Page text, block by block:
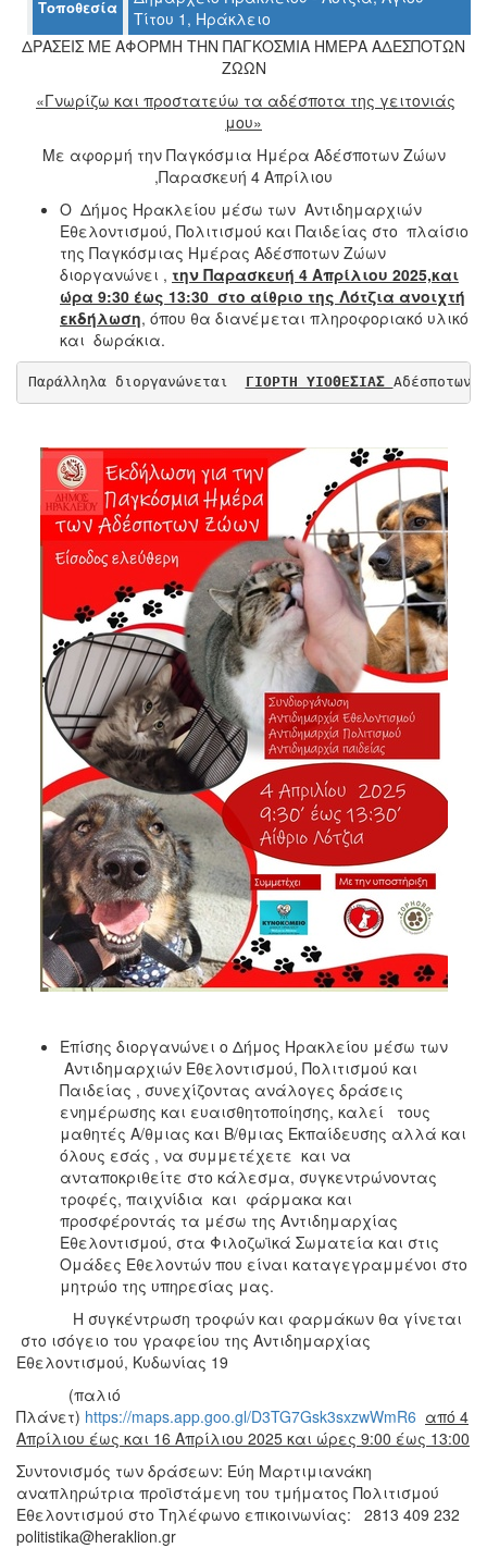
ΤΟΠΟΣ
ΠΟΛΙΤΙΣΜΟΣ
ΑΝΘΕΚΤΙΚΗ
Τοποθεσία
Τίτου 1, Ηράκλειο
ΔΡΑΣΕΙΣ ΜΕ ΑΦΟΡΜΗ ΤΗΝ ΠΑΓΚΟΣΜΙΑ ΗΜΕΡΑ ΑΔΕΣΠΟΤΩΝ
ΖΩΩΝ
«Γνωρίζω και προστατεύω τα αδέσποτα της γειτονιάς
μου»
Με αφορμή την Παγκόσμια Ημέρα Αδέσποτων Ζώων
,Παρασκευή 4 Απρίλιου
Ο Δήμος Ηρακλείου μέσω των Αντιδημαρχιών
Εθελοντισμού, Πολιτισμού και Παιδείας στο πλαίσιο
της Παγκόσμιας Ημέρας Αδέσποτων Ζώων
διοργανώνει , την Παρασκευή 4 Απρίλιου 2025,και
ώρα 9:30 έως 13:30 στο αίθριο της Λότζια ανοιχτή
εκδήλωση, όπου θα διανέμεται πληροφοριακό υλικό
και δωράκια.
Παράλληλα διοργανώνεται ΓΙΟΡΤΗ ΥΙΟΘΕΣΙΑΣ Αδέσποτων
Επίσης διοργανώνει ο Δήμος Ηρακλείου μέσω των
Αντιδημαρχιών Εθελοντισμού, Πολιτισμού και
Παιδείας , συνεχίζοντας ανάλογες δράσεις
ενημέρωσης και ευαισθητοποίησης, καλεί τους
μαθητές Α/θμιας και Β/θμιας Εκπαίδευσης αλλά και
όλους εσάς , να συμμετέχετε και να
ανταποκριθείτε στο κάλεσμα, συγκεντρώνοντας
τροφές, παιχνίδια και φάρμακα και
προσφέροντάς τα μέσω της Αντιδημαρχίας
Εθελοντισμού, στα Φιλοζωϊκά Σωματεία και στις
Ομάδες Εθελοντών που είναι καταγεγραμμένοι στο
μητρώο της υπηρεσίας μας.
Η συγκέντρωση τροφών και φαρμάκων θα γίνεται
στο ισόγειο του γραφείου της Αντιδημαρχίας
Εθελοντισμού, Κυδωνίας 19
(παλιό
Πλάνετ) https://maps.app.goo.gl/D3TG7Gsk3sxzwWmR6 από 4
Απρίλιου έως και 16 Απρίλιου 2025 και ώρες 9:00 έως 13:00
Συντονισμός των δράσεων: Εύη Μαρτιμιανάκη
αναπληρώτρια προϊστάμενη του τμήματος Πολιτισμού
Εθελοντισμού στο Τηλέφωνο επικοινωνίας: 2813 409 232
politistika@heraklion.gr